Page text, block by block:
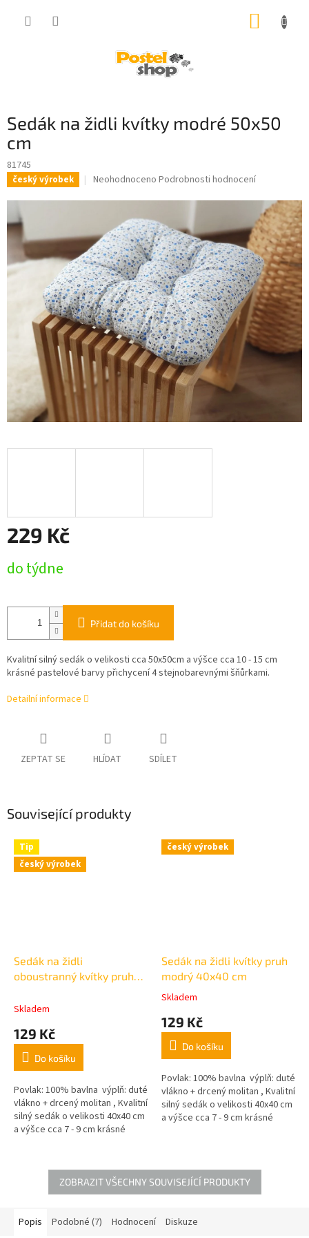
Sedák na židli kvítky modré 50x50
cm
81745
český výrobek
Průměrné
produktu
0,0
z
5
hvězdiček.
Neohodnoceno Podrobnosti hodnocení
229 Kč
cena:
do týdne
Přidat do košíku
Kvalitní silný sedák o velikosti cca 50x50cm a výšce cca 10 - 15 cm
krásné pastelové barvy přichycení 4 stejnobarevnými šňůrkami.
Detailní informace
ZEPTAT SE HLÍDAT SDÍLET
Související produkty
Tip
český výrobek
Sedák na židli
oboustranný kvítky pruh
Skladem
129 Kč
Do košíku
Povlak: 100% bavlna výplň: duté
vlákno + drcený molitan , Kvalitní
silný sedák o velikosti 40x40 cm
a výšce cca 7 - 9 cm krásné
český výrobek
Sedák na židli kvítky pruh
modrý 40x40 cm
Průměrné
produktu
5,0
5
hvězdiček.
Skladem
129 Kč
Do košíku
Povlak: 100% bavlna výplň: duté
vlákno + drcený molitan , Kvalitní
silný sedák o velikosti 40x40 cm
a výšce cca 7 - 9 cm krásné
ZOBRAZIT VŠECHNY SOUVISEJÍCÍ PRODUKTY
Popis Podobné (7) Hodnocení Diskuze